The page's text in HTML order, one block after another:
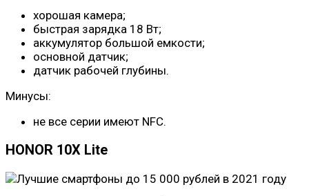
хорошая камера;
быстрая зарядка 18 Вт;
аккумулятор большой емкости;
основной датчик;
датчик рабочей глубины.
Минусы:
не все серии имеют NFC.
HONOR 10X Lite